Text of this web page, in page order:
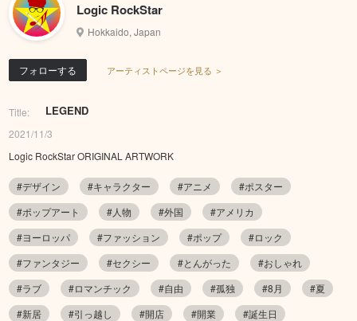
Logic RockStar
Hokkaido, Japan
フォローする アーティストページを見る ＞
Title: LEGEND
2021/11/3
Logic RockStar ORIGINAL ARTWORK
#デザイン #キャラクター #アニメ
#ポスター
#ポップアート
#人物 #外国
#アメリカ
#ヨーロッパ
#ファッション #ポップ
#ロック
#ファンタジー
#セクシー #とんがった
#おしゃれ
#ラブ
#ロマンチック #自由 #孤独 #8月
#夏
#新居
#引っ越し #開店 #開業
#誕生日